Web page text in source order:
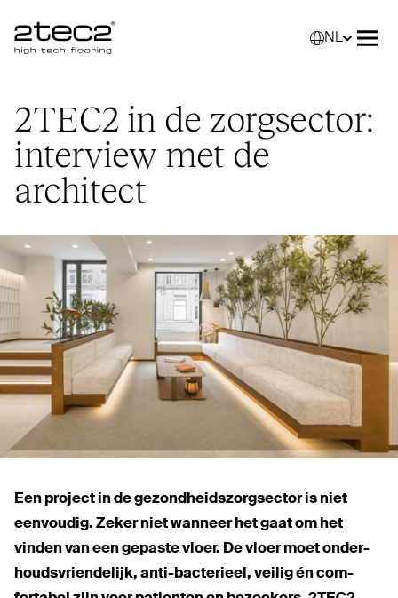
Primary
NL
2TEC2 in de zorgsector:
interview met de
architect
Een project in de gezond­heids­zorgsector is niet
eenvoudig. Zeker niet wanneer het gaat om het
vinden van een gepaste vloer. De vloer moet onder­
houds­vriendelijk, anti-bac­terieel, veilig én com­